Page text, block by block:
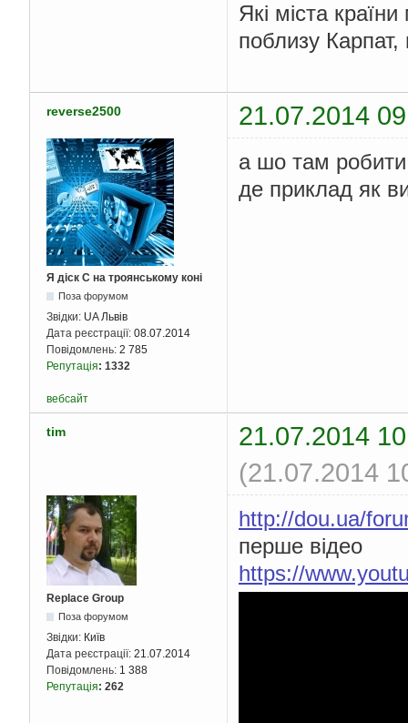
Які міста
поблизу Карпат,
reverse2500 21.07.2014
Я діск С на троянському коні
Поза форумом
Звідки: UA Львів
Дата реєстрації: 08.07.2014
Повідомлень: 2 785
Репутація: 1332
а шо там
де приклад як
вебсайт
tim
21.07.2014
(21.07.2014
Replace Group
Поза форумом
Звідки: Київ
Дата реєстрації: 21.07.2014
Повідомлень: 1 388
Репутація: 262
http://dou.ua/
перше відео
https://